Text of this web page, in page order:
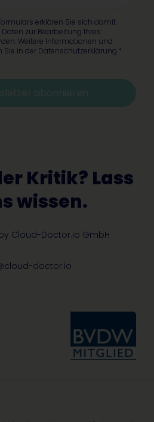
erklären Sie sich damit
zur Bearbeitung Ihres
Weitere Informationen und
in der Datenschutzerklärung.*
abonnieren
Kritik? Lass
wissen.
Cloud-Doctor.io GmbH
doctor.io